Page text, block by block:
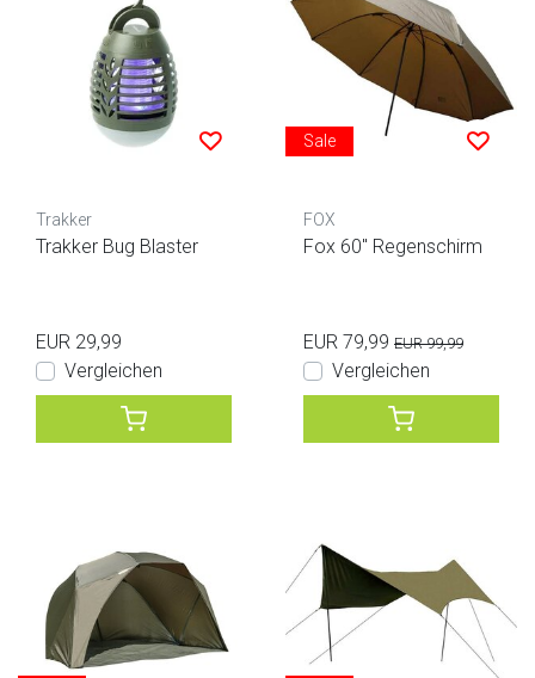
Trakker
Trakker Bug Blaster
EUR 29,99
Vergleichen
Sale
FOX
Fox 60" Regenschirm
EUR 79,99 EUR 99,99
Vergleichen